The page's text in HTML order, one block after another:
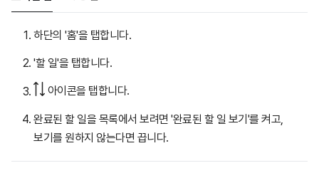
하단의 '홈'을 탭합니다.
'할 일'을 탭합니다.
아이콘을 탭합니다.
완료된 할 일을 목록에서 보려면 '완료된 할 일 보기'를 켜고,
보기를 원하지 않는다면 끕니다.